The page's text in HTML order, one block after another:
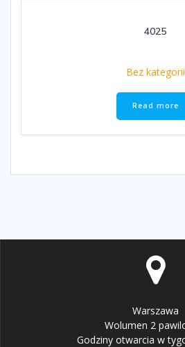
4025
Bez kategorii
Read more
Warszawa
Wolumen 2
Godziny otwarcia w